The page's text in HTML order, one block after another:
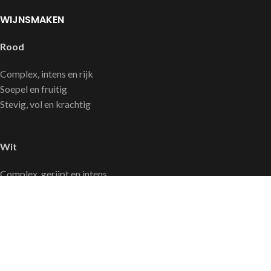
WIJNSMAKEN
Rood
Complex, intens en rijk
Soepel en fruitig
Stevig, vol en krachtig
Wit
Complex, gerijpt en intens